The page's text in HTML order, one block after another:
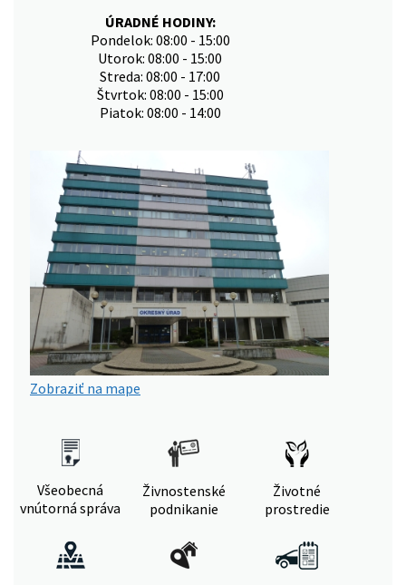
ÚRADNÉ HODINY:
Pondelok: 08:00 - 15:00
Utorok: 08:00 - 15:00
Streda: 08:00 - 17:00
Štvrtok: 08:00 - 15:00
Piatok: 08:00 - 14:00
Zobraziť na mape
Všeobecná
vnútorná správa
Živnostenské
podnikanie
Životné
prostredie